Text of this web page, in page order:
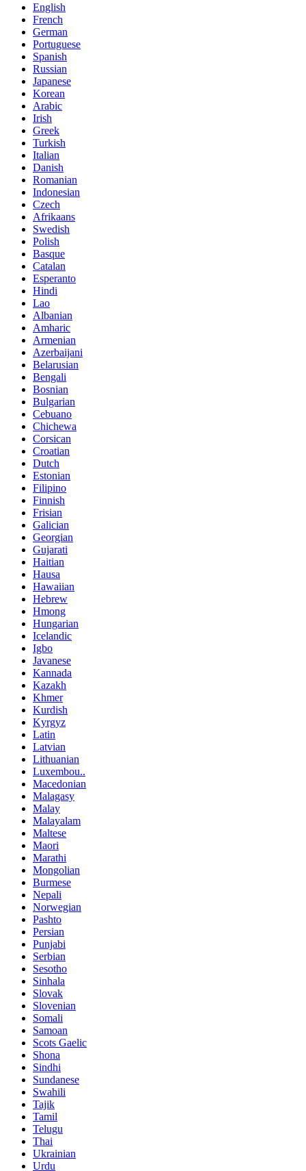
English
French
German
Portuguese
Spanish
Russian
Japanese
Korean
Arabic
Irish
Greek
Turkish
Italian
Danish
Romanian
Indonesian
Czech
Afrikaans
Swedish
Polish
Basque
Catalan
Esperanto
Hindi
Lao
Albanian
Amharic
Armenian
Azerbaijani
Belarusian
Bengali
Bosnian
Bulgarian
Cebuano
Chichewa
Corsican
Croatian
Dutch
Estonian
Filipino
Finnish
Frisian
Galician
Georgian
Gujarati
Haitian
Hausa
Hawaiian
Hebrew
Hmong
Hungarian
Icelandic
Igbo
Javanese
Kannada
Kazakh
Khmer
Kurdish
Kyrgyz
Latin
Latvian
Lithuanian
Luxembou..
Macedonian
Malagasy
Malay
Malayalam
Maltese
Maori
Marathi
Mongolian
Burmese
Nepali
Norwegian
Pashto
Persian
Punjabi
Serbian
Sesotho
Sinhala
Slovak
Slovenian
Somali
Samoan
Scots Gaelic
Shona
Sindhi
Sundanese
Swahili
Tajik
Tamil
Telugu
Thai
Ukrainian
Urdu